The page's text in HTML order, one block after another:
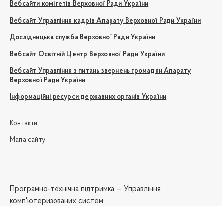
Вебсайти комітетів Верховної Ради України
Вебсайт Управління кадрів Апарату Верховної Ради України
Дослідницька служба Верховної Ради України
Вебсайт Освітній Центр Верховної Ради України
Вебсайт Управління з питань звернень громадян Апарату
Верховної Ради України
Інформаційні ресурси державних органів України
Контакти
Мапа сайту
Програмно-технічна підтримка — Управління
комп'ютеризованих систем